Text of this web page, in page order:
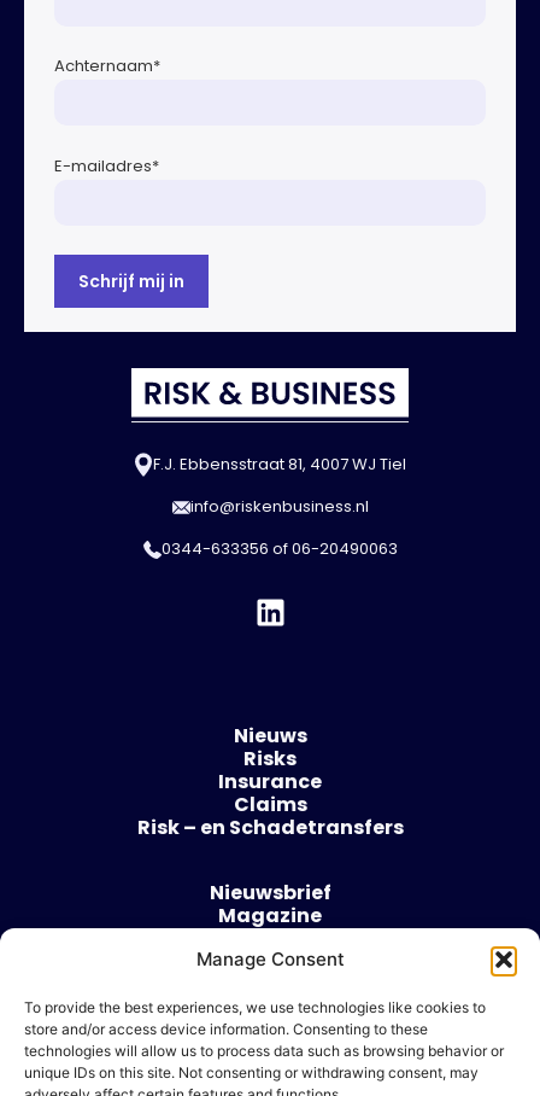
Manage Consent
To provide the best experiences, we use technologies like cookies to
store and/or access device information. Consenting to these
technologies will allow us to process data such as browsing behavior or
unique IDs on this site. Not consenting or withdrawing consent, may
Achternaam*
E-mailadres*
F.J. Ebbensstraat 81, 4007 WJ Tiel
info@riskenbusiness.nl
0344-633356 of06-20490063
Nieuws
Risks
Insurance
Claims
Risk – en Schadetransfers
Nieuwsbrief
Magazine
Over
Algemene voorwaarden
Cookie beleid